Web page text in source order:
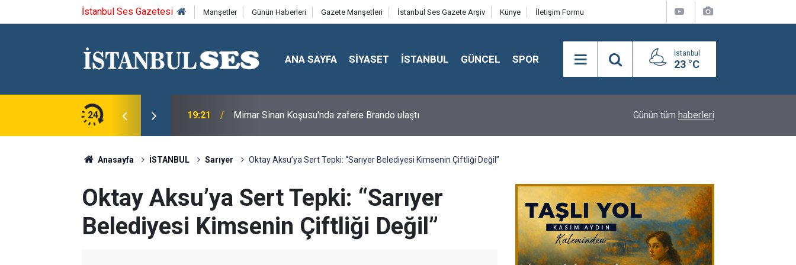
İstanbul Ses Gazetesi Manşetler Günün Haberleri Gazete Manşetleri İstanbul Ses Gazete Arşiv Künye İletişim Formu
ANA SAYFA SİYASET İSTANBUL GÜNCEL SPOR İstanbul
23 °C
24
Jazz Runner kazandı 19:21 Mimar Sinan Koşusu'nda zafere Brando ulaştı Aracı ekürisinden Saratoga'da G1 zaferi
Günün tüm haberleri
Anasayfa İSTANBUL Sarıyer Oktay Aksu’ya Sert Tepki: “Sarıyer Belediyesi Kimsenin Çiftliği Değil”
Oktay Aksu’ya Sert Tepki: “Sarıyer
Belediyesi Kimsenin Çiftliği Değil”